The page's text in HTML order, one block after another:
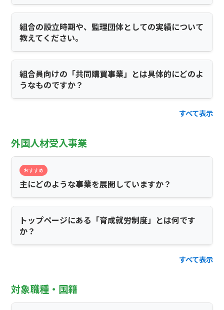
組合の設立時期や、監理団体としての実績について
教えてください。
組合員向けの「共同購買事業」とは具体的にどのよ
うなものですか？
すべて表示
外国人材受入事業
おすすめ
主にどのような事業を展開していますか？
トップページにある「育成就労制度」とは何です
か？
すべて表示
対象職種・国籍